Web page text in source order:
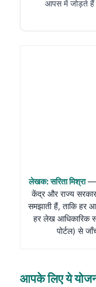
आपस में जोड़ते
लेखक: सरिता मिश्रा—
केंद्र और राज्य
समझाती हैं, ताकि हर
हर लेख आधिकारिक
पोर्टल) से
आपके लिए ये